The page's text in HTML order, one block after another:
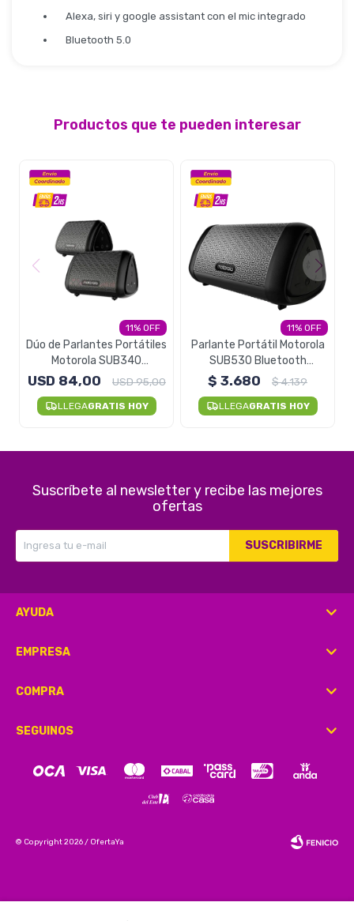
Alexa, siri y google assistant con el mic integrado
Bluetooth 5.0
Productos que te pueden interesar
11
Dúo de Parlantes Portátiles
Motorola SUB340
Bluetooth Resistentes Al
USD 84,00 USD95,00
LLEGAGRATIS HOY
11
Parlante Portátil Motorola
SUB530 Bluetooth
Resistente Al Agua
$ 3.680 $4.139
LLEGAGRATIS HOY
Suscríbete al newsletter y recibe las mejores
ofertas
SUSCRIBIRME
AYUDA
EMPRESA
COMPRA
SEGUINOS
© Copyright 2026 / OfertaYa